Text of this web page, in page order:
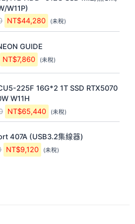
。
。
,
1
0
0
。
,
9
4
0
T
$
2
,
5
6
0
。
T
$
1
1
0
0
。
W11P)
價
格
：
N
T
$
4
5
,
7
2
0
NT$44,280
價
格
：
N
$
4
,
8
0
(未稅)
GUIDE
原
始
價
格
：
N
T
$
8
,
7
6
NT$7,860
目
前
價
格
：
N
T
$
7
,
8
6
(未稅)
225F 16G*2 1T SSD RTX5070
W11H
原
始
價
格
：
N
T
$
NT$65,440
目
前
價
格
：
N
T
(未稅)
407A (USB3.2集線器)
始
價
NT$9,120
目
前
價
(未稅)